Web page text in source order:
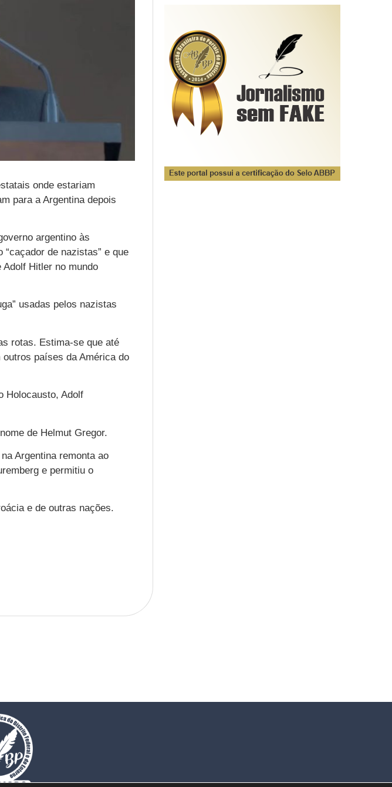
onde estariam
para a Argentina depois
argentino às
de nazistas” e que
Hitler no mundo
usadas pelos nazistas
rotas. Estima-se que até
países da América do
Holocausto, Adolf
de Helmut Gregor.
Argentina remonta ao
e permitiu o
e de outras nações.